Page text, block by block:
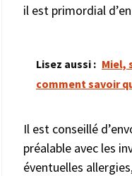
il est primordial
Lisez aussi : Miel,
comment savoir
Il est conseillé
préalable avec les
éventuelles